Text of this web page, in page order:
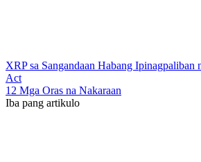
XRP sa Sangandaan Habang Ipinagpaliban
Act
12 Mga Oras na Nakaraan
Iba pang artikulo